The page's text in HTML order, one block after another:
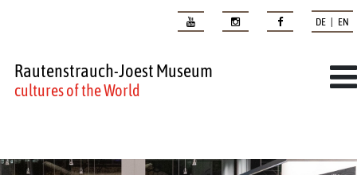
DE | EN
Rautenstrauch-Joest Museum
cultures of the World